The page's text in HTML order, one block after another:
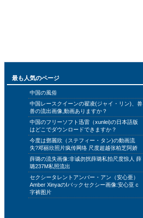
最も人気のページ
中国の風俗
中国レースクイーンの翟凌(ジャイ・リン)、兽
兽の流出画像,動画ありますか？
中国のフリーソフト迅雷（xunlei)の日本語版
はどこでダウンロードできますか？
今度は鄧麗欣（ステフィー・タン)の動画流
失?邓丽欣照片疯传网络 尺度超越张柏芝阿娇
薛璐の流失画像:非诚勿扰薛璐私拍尺度惊人 薛
璐237M私照流出
セクシータレントアンバー・アン（安心亜）
Amber XinyaのIバックセクシー画像:安心亚 c
字裤图片